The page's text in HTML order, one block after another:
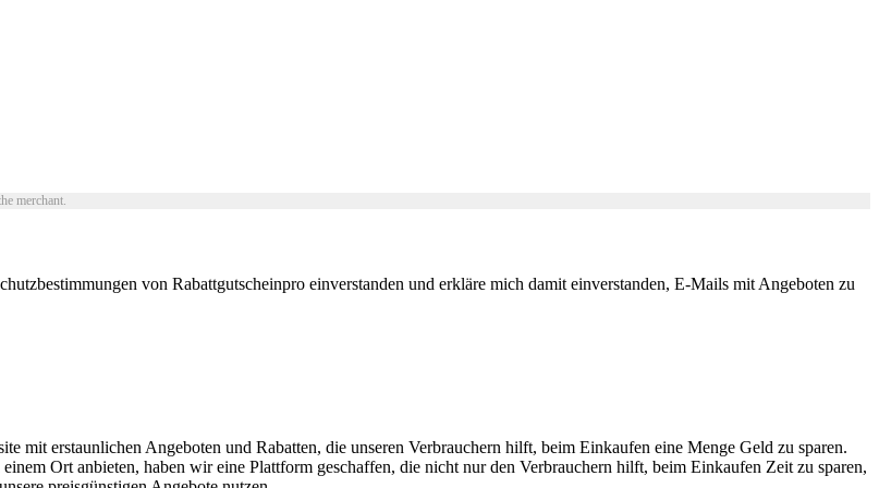
merchant.
von Rabattgutscheinpro einverstanden und erkläre mich damit einverstanden, E-Mails mit Angeboten zu
mit erstaunlichen Angeboten und Rabatten, die unseren Verbrauchern hilft, beim Einkaufen eine Menge Geld zu sparen.
Ort anbieten, haben wir eine Plattform geschaffen, die nicht nur den Verbrauchern hilft, beim Einkaufen Zeit zu sparen,